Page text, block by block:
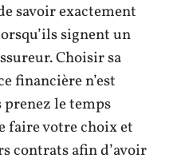
savoir exactement
signent un
Choisir sa
financière n’est
le temps
faire votre choix et
contrats afin d’avoir